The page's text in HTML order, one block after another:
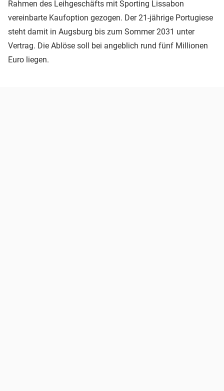
Rahmen des Leihgeschäfts mit Sporting Lissabon
vereinbarte Kaufoption gezogen. Der 21-jährige Portugiese
steht damit in Augsburg bis zum Sommer 2031 unter
Vertrag. Die Ablöse soll bei angeblich rund fünf Millionen
Euro liegen.